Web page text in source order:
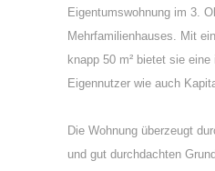
Eigentumswohnung im 3.
Mehrfamilienhauses. Mit
knapp 50 m² bietet sie
Eigennutzer wie auch
Die Wohnung überzeugt
und gut durchdachten